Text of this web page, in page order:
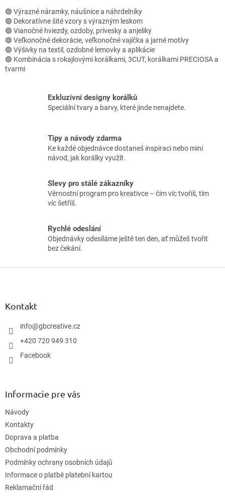
p
i
s
u
🟢 Výrazné náramky, náušnice a náhrdelníky
🟢 Dekoratívne šité vzory s výrazným leskom
🟢 Vianočné hviezdy, ozdoby, prívesky a anjeliky
🟢 Veľkonočné dekorácie, veľkonočné vajíčka a jarné motívy
🟢 Výšivky na textil, ozdobné lemovky a aplikácie
🟢 Kombinácia s rokajlovými korálkami, 3CUT, korálkami PRECIOSA a
tvarmi
Exkluzivní designy korálků
Speciální tvary a barvy, které jinde nenajdete.
Tipy a návody zdarma
Ke každé objednávce dostaneš inspiraci nebo mini
návod, jak korálky využít.
Slevy pro stálé zákazníky
Věrnostní program pro kreativce – čím víc tvoříš, tím
víc šetříš.
Rychlé odeslání
Objednávky odesíláme ještě ten den, ať můžeš tvořit
bez čekání.
Z
Kontakt
info@gbcreative.cz
+420 720 949 310
Facebook
Informacie pre vás
Návody
Kontakty
Doprava a platba
Obchodní podmínky
Podmínky ochrany osobních údajů
Informace o platbě platební kartou
Reklamační řád